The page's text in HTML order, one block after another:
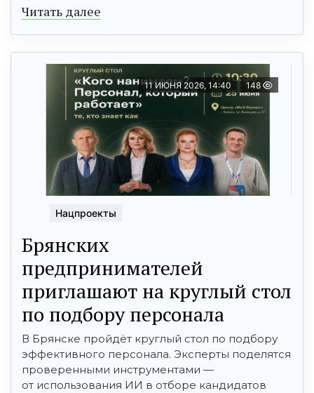
Читать далее
11 ИЮНЯ 2026, 14:40 148
Нацпроекты
Брянских
предпринимателей
приглашают на круглый стол
по подбору персонала
В Брянске пройдёт круглый стол по подбору
эффективного персонала. Эксперты поделятся
проверенными инструментами —
от использования ИИ в отборе кандидатов